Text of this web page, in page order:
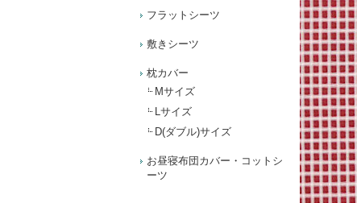
フラットシーツ
敷きシーツ
枕カバー
Mサイズ
Lサイズ
D(ダブル)サイズ
お昼寝布団カバー・コットシ
ーツ